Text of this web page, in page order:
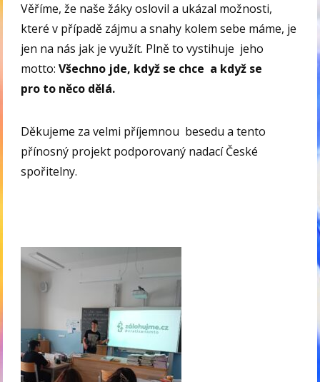
Věříme, že naše žáky oslovil a ukázal možnosti,
které v případě zájmu a snahy kolem sebe máme, je
jen na nás jak je využít. Plně to vystihuje jeho
motto:Všechno jde, když se chce a když se
pro to něco dělá.
Děkujeme za velmi příjemnou besedu a tento
přínosný projekt podporovaný nadací České
spořitelny.